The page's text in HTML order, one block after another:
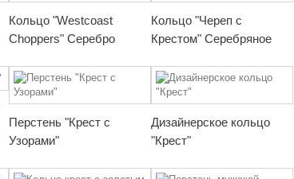
Кольцо "Westcoast
Choppers" Серебро
Кольцо "Череп с
Крестом" Серебряное
Перстень "Крест с
Узорами"
Дизайнерское кольцо
"Крест"